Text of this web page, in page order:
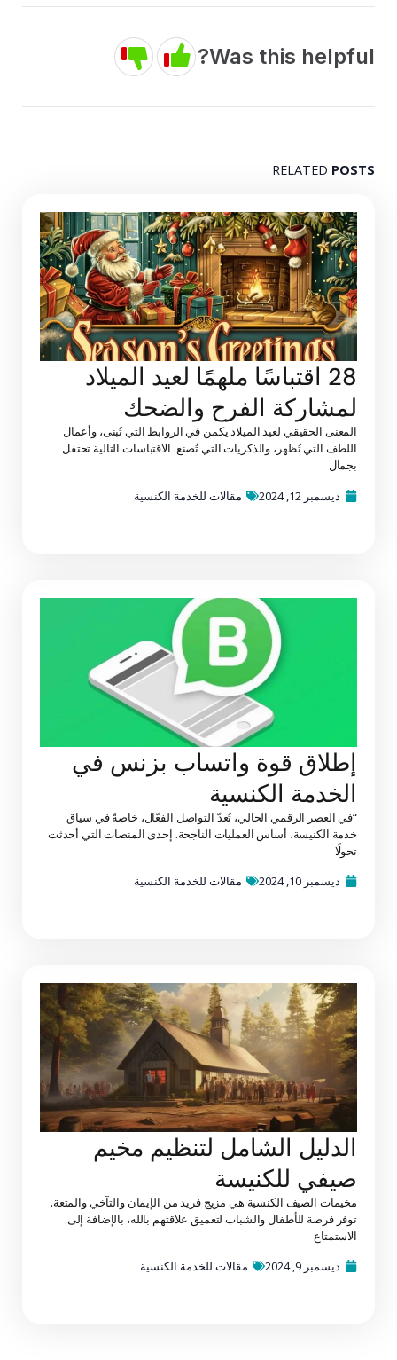
Was this helpful?
RELATED POSTS
28 اقتباسًا ملهمًا لعيد الميلاد
لمشاركة الفرح والضحك
المعنى الحقيقي لعيد الميلاد يكمن في الروابط التي تُبنى، وأعمال
اللطف التي تُظهر، والذكريات التي تُصنع. الاقتباسات التالية تحتفل
بجمال
ديسمبر 12, 2024
مقالات للخدمة الكنسية
إطلاق قوة واتساب بزنس في
الخدمة الكنسية
“في العصر الرقمي الحالي، تُعدّ التواصل الفعّال، خاصةً في سياق
خدمة الكنيسة، أساس العمليات الناجحة. إحدى المنصات التي أحدثت
تحولًا
ديسمبر 10, 2024
مقالات للخدمة الكنسية
الدليل الشامل لتنظيم مخيم
صيفي للكنيسة
مخيمات الصيف الكنسية هي مزيج فريد من الإيمان والتآخي والمتعة.
توفر فرصة للأطفال والشباب لتعميق علاقتهم بالله، بالإضافة إلى
الاستمتاع
ديسمبر 9, 2024
مقالات للخدمة الكنسية